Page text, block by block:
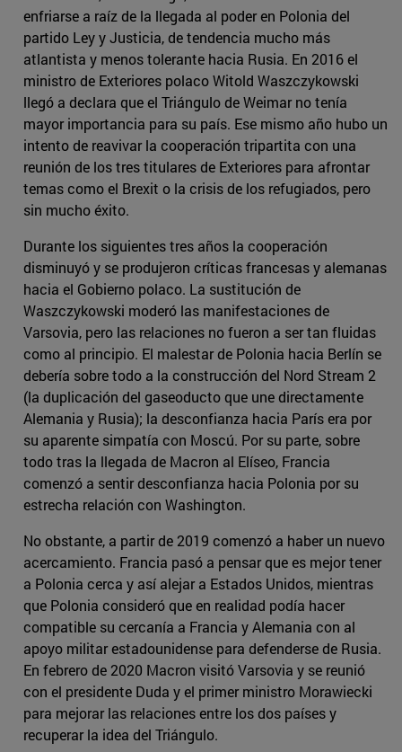
enfriarse a raíz de la llegada al poder en Polonia del
partido Ley y Justicia, de tendencia mucho más
atlantista y menos tolerante hacia Rusia. En 2016 el
ministro de Exteriores polaco Witold Waszczykowski
llegó a declara que el Triángulo de Weimar no tenía
mayor importancia para su país. Ese mismo año hubo un
intento de reavivar la cooperación tripartita con una
reunión de los tres titulares de Exteriores para afrontar
temas como el Brexit o la crisis de los refugiados, pero
sin mucho éxito.
Durante los siguientes tres años la cooperación
disminuyó y se produjeron críticas francesas y alemanas
hacia el Gobierno polaco. La sustitución de
Waszczykowski moderó las manifestaciones de
Varsovia, pero las relaciones no fueron a ser tan fluidas
como al principio. El malestar de Polonia hacia Berlín se
debería sobre todo a la construcción del Nord Stream 2
(la duplicación del gaseoducto que une directamente
Alemania y Rusia); la desconfianza hacia París era por
su aparente simpatía con Moscú. Por su parte, sobre
todo tras la llegada de Macron al Elíseo, Francia
comenzó a sentir desconfianza hacia Polonia por su
estrecha relación con Washington.
No obstante, a partir de 2019 comenzó a haber un nuevo
acercamiento. Francia pasó a pensar que es mejor tener
a Polonia cerca y así alejar a Estados Unidos, mientras
que Polonia consideró que en realidad podía hacer
compatible su cercanía a Francia y Alemania con al
apoyo militar estadounidense para defenderse de Rusia.
En febrero de 2020 Macron visitó Varsovia y se reunió
con el presidente Duda y el primer ministro Morawiecki
para mejorar las relaciones entre los dos países y
recuperar la idea del Triángulo.